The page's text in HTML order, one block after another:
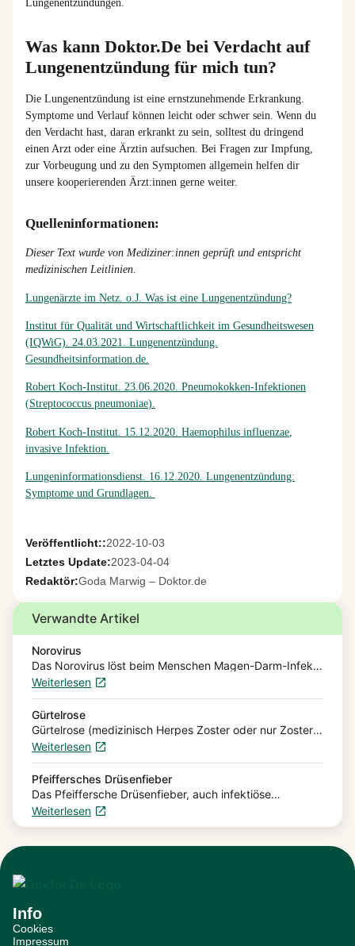
Lungenentzündungen.
Was kann Doktor.De bei Verdacht auf
Lungenentzündung für mich tun?
Die Lungenentzündung ist eine ernstzunehmende Erkrankung.
Symptome und Verlauf können leicht oder schwer sein. Wenn du
den Verdacht hast, daran erkrankt zu sein, solltest du dringend
einen Arzt oder eine Ärztin aufsuchen. Bei Fragen zur Impfung,
zur Vorbeugung und zu den Symptomen allgemein helfen dir
unsere kooperierenden Ärzt:innen gerne weiter.
Quelleninformationen:
Dieser Text wurde von Mediziner:innen geprüft und entspricht
medizinischen Leitlinien.
Lungenärzte im Netz. o.J. Was ist eine Lungenentzündung?
Institut für Qualität und Wirtschaftlichkeit im Gesundheitswesen
(IQWiG). 24.03.2021. Lungenentzündung.
Gesundheitsinformation.de.
Robert Koch-Institut. 23.06.2020. Pneumokokken-Infektionen
(Streptococcus pneumoniae).
Robert Koch-Institut. 15.12.2020. Haemophilus influenzae
invasive Infektion.
Lungeninformationsdienst. 16.12.2020. Lungenentzündung:
Symptome und Grundlagen.
Veröffentlicht::2022-10-03
Letztes Update:2023-04-04
Redaktör:Goda Marwig – Doktor.de
Verwandte Artikel
Norovirus
Das Norovirus löst beim Menschen Magen-Darm-Infekte
aus, die mit starkem Durchfall und heftigem Erbrechen
einhergehen (sogenannte Magen-Darm-Grippe,
medizinisch Gastroenteritis). Besonders häufig sind
Kinder unter fünf…
Weiterlesen
Gürtelrose
Gürtelrose (medizinisch Herpes Zoster oder nur Zoster
genannt) ist eine Viruserkrankung von Haut und Nerven.
Hauptsymptom ist ein von starken Schmerzen
begleiteter einseitiger Hautausschlag. Die…
Weiterlesen
Pfeiffersches Drüsenfieber
Das Pfeiffersche Drüsenfieber, auch infektiöse
Mononukleose genannt, ist eine sehr häufige
Viruserkrankung, zu deren typischen Symptomen
Fieber, Entzündungen im Rachenraum und stark
Weiterlesen
Info
Cookies
Impressum